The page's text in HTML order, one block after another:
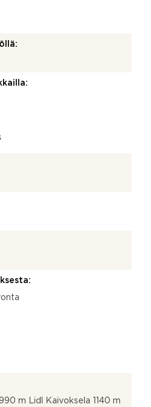
m Lidl Kaivoksela 1140 m